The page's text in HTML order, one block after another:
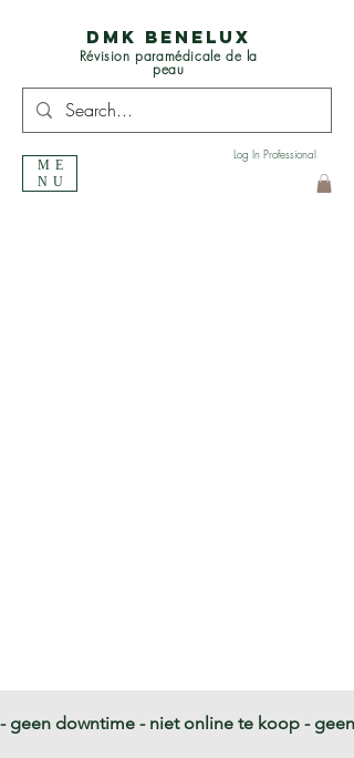
DMK BENELUX
Révision paramédicale de la
peau
ME
NU
Log In Professional
- geen downtime - niet online te koop -